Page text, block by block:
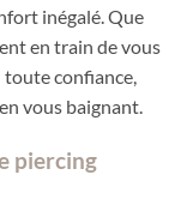
inégalé. Que
en train de vous
toute confiance,
vous baignant.
piercing